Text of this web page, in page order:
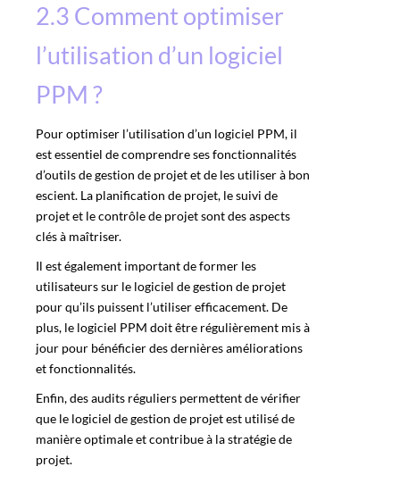
2.3 Comment optimiser
l’utilisation d’un logiciel
PPM ?
Pour optimiser l’utilisation d’un logiciel PPM, il
est essentiel de comprendre ses fonctionnalités
d’outils de gestion de projet et de les utiliser à bon
escient. La planification de projet, le suivi de
projet et le contrôle de projet sont des aspects
clés à maîtriser.
Il est également important de former les
utilisateurs sur le logiciel de gestion de projet
pour qu’ils puissent l’utiliser efficacement. De
plus, le logiciel PPM doit être régulièrement mis à
jour pour bénéficier des dernières améliorations
et fonctionnalités.
Enfin, des audits réguliers permettent de vérifier
que le logiciel de gestion de projet est utilisé de
manière optimale et contribue à la stratégie de
projet.